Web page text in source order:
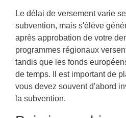
Le délai de versement varie
subvention, mais s'élève
après approbation de votre
programmes régionaux
tandis que les fonds
de temps. Il est important de
vous devez souvent d'abord
la subvention.